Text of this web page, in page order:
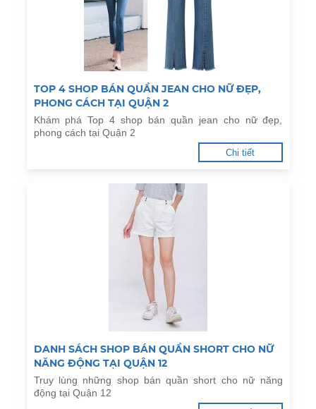
TOP 4 SHOP BÁN QUẦN JEAN CHO NỮ ĐẸP,
PHONG CÁCH TẠI QUẬN 2
Khám phá Top 4 shop bán quần jean cho nữ đẹp,
phong cách tại Quận 2
Chi tiết
DANH SÁCH SHOP BÁN QUẦN SHORT CHO NỮ
NĂNG ĐỘNG TẠI QUẬN 12
Truy lùng những shop bán quần short cho nữ năng
động tại Quận 12